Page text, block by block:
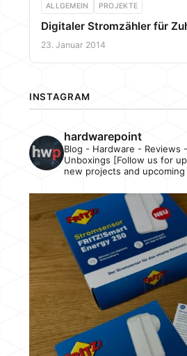
ALLGEMEIN PROJEKTE
Digitaler Stromzähler für
23. Januar 2014
INSTAGRAM
hardwarepoint
Blog - Hardware - Reviews
Unboxings [Follow us for
new projects and